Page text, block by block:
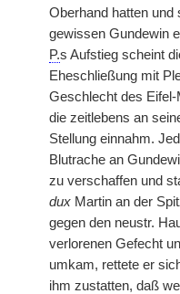
Oberhand hatten und
gewissen Gundewin
P.s Aufstieg scheint
Eheschließung mit
Geschlecht des
die zeitlebens an
Stellung einnahm.
Blutrache an
zu verschaffen und
dux Martin an der
gegen den neustr.
verlorenen Gefecht
umkam, rettete er
ihm zustatten, daß